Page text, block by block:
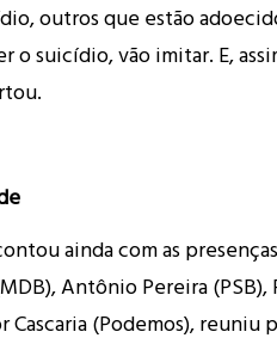
outros que estão
o suicídio, vão imitar. E,
ainda com as
Antônio Pereira (PSB),
Cascaria (Podemos), reuniu